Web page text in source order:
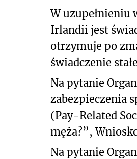
W uzupełnieniu
Irlandii jest
otrzymuje po
świadczenie
Na pytanie
zabezpieczenia
(Pay-Related
męża?”,
Na pytanie